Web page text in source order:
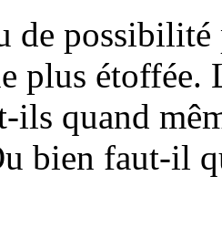
de
plus étoffée.
ils quand
bien faut-il